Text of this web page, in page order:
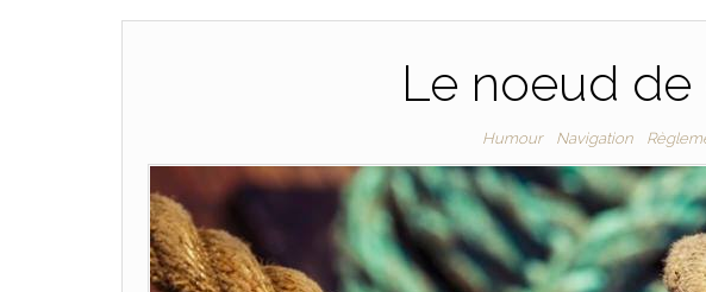
Le noeud de
Humour Navigation